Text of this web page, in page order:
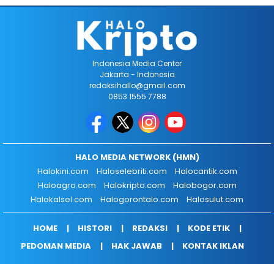
Indonesia Media Center
Jakarta - Indonesia
redaksihallo@gmail.com
0853 1555 7788
HALO MEDIA NETWORK (HMN)
Halokini.com
Haloselebriti.com
Halocantik.com
Haloagro.com
Halokripto.com
Halobogor.com
Halokalsel.com
Halogorontalo.com Halosulut.com
HOME HISTORI REDAKSI
KODE ETIK
PEDOMAN MEDIA
HAK JAWAB KONTAK IKLAN